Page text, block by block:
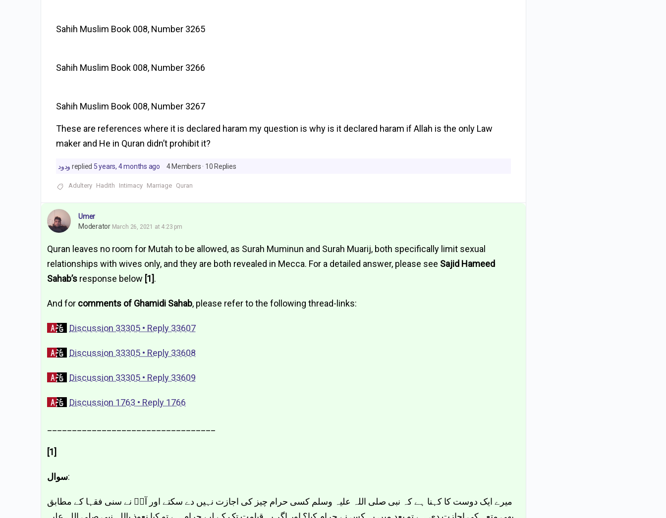
Sahih Muslim Book 008, Number 3265
Sahih Muslim Book 008, Number 3266
Sahih Muslim Book 008, Number 3267
These are references where it is declared haram my question is why is it declared haram if Allah is the only Law
maker and He in Quran didn’t prohibit it?
ودود replied 5 years, 4 months ago 4 Members · 10 Replies
Adultery Hadith Intimacy Marriage Quran
Umer
Moderator March 26, 2021 at 4:23 pm
Quran leaves no room for Mutah to be allowed, as Surah Muminun and Surah Muarij, both specifically limit sexual
relationships with wives only, and they are both revealed in Mecca. For a detailed answer, please see Sajid Hameed
Sahab’s response below [1].
And for comments of Ghamidi Sahab, please refer to the following thread-links:
Discussion 33305 • Reply 33607
Discussion 33305 • Reply 33608
Discussion 33305 • Reply 33609
Discussion 1763 • Reply 1766
[1]
سوال:
میرے ایک دوست کا کہنا ہے کہ نبی صلی اللہ علیہ وسلم کسی حرام چیز کی اجازت نہیں دے سکتے اور آپؐ نے سنی فقہا کے مطابق